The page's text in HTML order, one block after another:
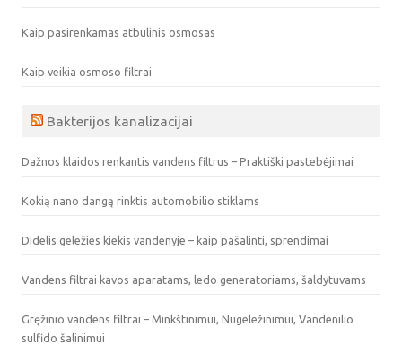
Kaip pasirenkamas atbulinis osmosas
Kaip veikia osmoso filtrai
Bakterijos kanalizacijai
Dažnos klaidos renkantis vandens filtrus – Praktiški pastebėjimai
Kokią nano dangą rinktis automobilio stiklams
Didelis geležies kiekis vandenyje – kaip pašalinti, sprendimai
Vandens filtrai kavos aparatams, ledo generatoriams, šaldytuvams
Gręžinio vandens filtrai – Minkštinimui, Nugeležinimui, Vandenilio
sulfido šalinimui